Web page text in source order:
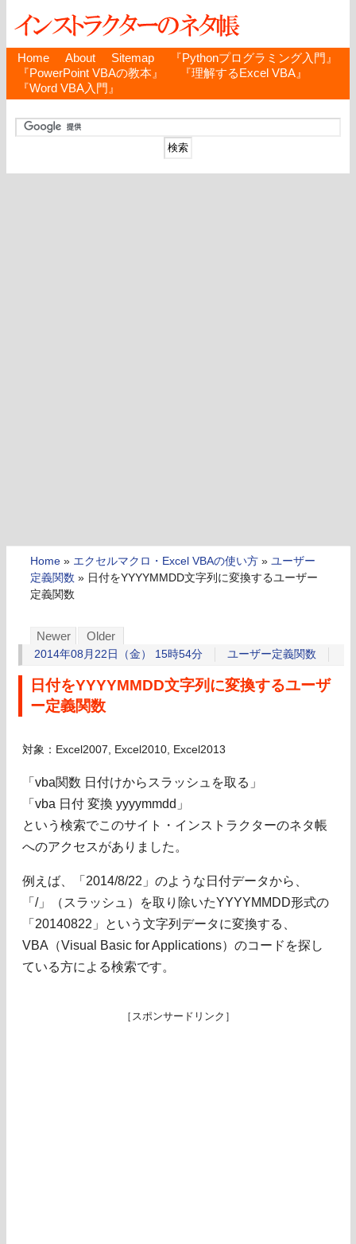
Home About Sitemap
『Pythonプログラミング入門』
『PowerPoint VBAの教本』
『理解するExcel VBA』
『Word VBA入門』
Home » エクセルマクロ・Excel VBAの使い方 » ユーザー
定義関数 » 日付をYYYYMMDD文字列に変換するユーザー
定義関数
Newer Older
2014年08月22日（金） 15時54分 ユーザー定義関数
日付をYYYYMMDD文字列に変換するユーザ
ー定義関数
対象：Excel2007, Excel2010, Excel2013
「vba関数 日付けからスラッシュを取る」
「vba 日付 変換 yyyymmdd」
という検索でこのサイト・インストラクターのネタ帳
へのアクセスがありました。
例えば、「2014/8/22」のような日付データから、
「/」（スラッシュ）を取り除いたYYYYMMDD形式の
「20140822」という文字列データに変換する、
VBA（Visual Basic for Applications）のコードを探し
ている方による検索です。
［スポンサードリンク］